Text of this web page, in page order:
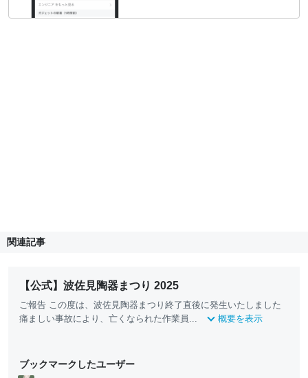
関連記事
【公式】波佐見陶器まつり 2025
ご報告 この度は、波佐見陶器まつり終了直後に発生いたしました
痛ましい事故により、亡くなられた作業員...
概要を表示
ブックマークしたユーザー